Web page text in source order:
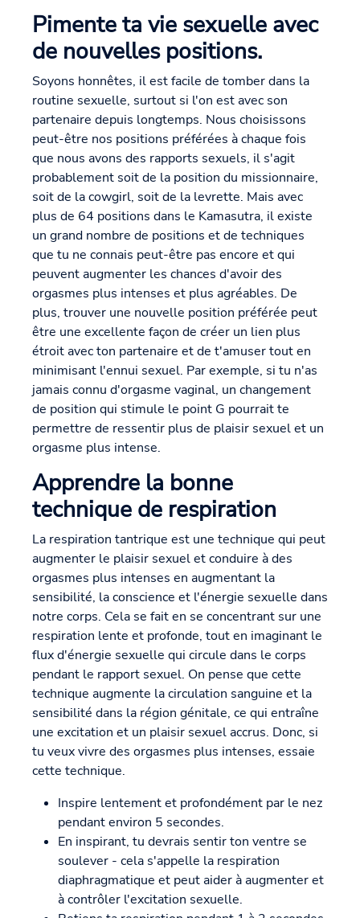
Pimente ta vie sexuelle avec
de nouvelles positions.
Soyons honnêtes, il est facile de tomber dans la
routine sexuelle, surtout si l'on est avec son
partenaire depuis longtemps. Nous choisissons
peut-être nos positions préférées à chaque fois
que nous avons des rapports sexuels, il s'agit
probablement soit de la position du missionnaire,
soit de la cowgirl, soit de la levrette. Mais avec
plus de 64 positions dans le Kamasutra, il existe
un grand nombre de positions et de techniques
que tu ne connais peut-être pas encore et qui
peuvent augmenter les chances d'avoir des
orgasmes plus intenses et plus agréables. De
plus, trouver une nouvelle position préférée peut
être une excellente façon de créer un lien plus
étroit avec ton partenaire et de t'amuser tout en
minimisant l'ennui sexuel. Par exemple, si tu n'as
jamais connu d'orgasme vaginal, un changement
de position qui stimule le point G pourrait te
permettre de ressentir plus de plaisir sexuel et un
orgasme plus intense.
Apprendre la bonne
technique de respiration
La respiration tantrique est une technique qui peut
augmenter le plaisir sexuel et conduire à des
orgasmes plus intenses en augmentant la
sensibilité, la conscience et l'énergie sexuelle dans
notre corps. Cela se fait en se concentrant sur une
respiration lente et profonde, tout en imaginant le
flux d'énergie sexuelle qui circule dans le corps
pendant le rapport sexuel. On pense que cette
technique augmente la circulation sanguine et la
sensibilité dans la région génitale, ce qui entraîne
une excitation et un plaisir sexuel accrus. Donc, si
tu veux vivre des orgasmes plus intenses, essaie
cette technique.
Inspire lentement et profondément par le nez
pendant environ 5 secondes.
En inspirant, tu devrais sentir ton ventre se
soulever - cela s'appelle la respiration
diaphragmatique et peut aider à augmenter et
à contrôler l'excitation sexuelle.